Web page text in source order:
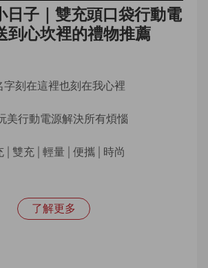
日子｜雙充頭口袋行動電
到心坎裡的禮物推薦
字刻在這裡也刻在我心裡
美行動電源解決所有煩惱
│雙充│輕量│便攜│時尚
了解更多